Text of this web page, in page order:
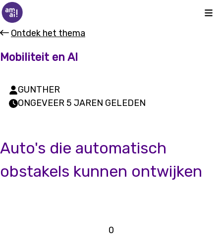
Ontdek het thema
Mobiliteit en AI
GUNTHER
ONGEVEER 5 JAREN GELEDEN
Auto's die automatisch
obstakels kunnen ontwijken
0